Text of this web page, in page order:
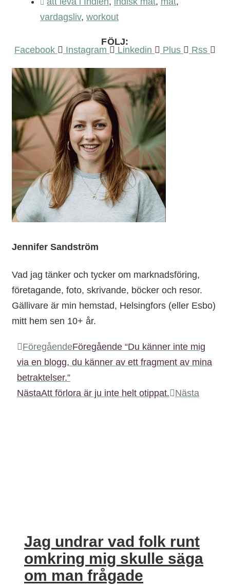
vardagsliv, workout
FÖLJ:
Facebook
Instagram Linkedin Plus Rss
Jennifer Sandström
Vad jag tänker och tycker om marknadsföring,
företagande, foto, skrivande, böcker och resor.
Gällivare är min hemstad, Helsingfors (eller Esbo)
mitt hem sen 10+ år.
FöregåendeFöregående “Du känner inte mig
via en blogg, du känner av ett fragment av mina
betraktelser.”
NästaAtt förlora är ju inte helt otippat. Nästa
Jag undrar vad folk runt
omkring mig skulle säga
om man frågade